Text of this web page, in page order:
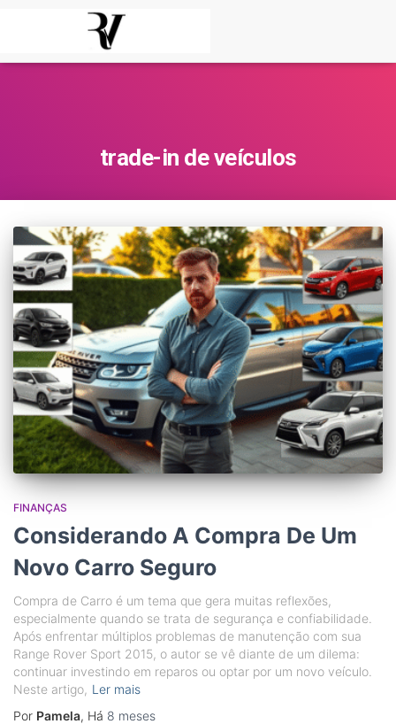
trade-in de veículos
FINANÇAS
Considerando A Compra De Um
Novo Carro Seguro
Compra de Carro é um tema que gera muitas reflexões,
especialmente quando se trata de segurança e confiabilidade.
Após enfrentar múltiplos problemas de manutenção com sua
Range Rover Sport 2015, o autor se vê diante de um dilema:
continuar investindo em reparos ou optar por um novo veículo.
Neste artigo, Ler mais
Por Pamela, Há 8 meses